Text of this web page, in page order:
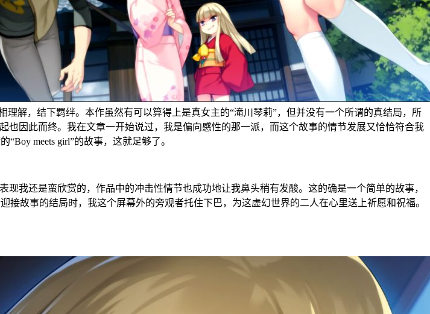
解，结下羁绊。本作虽然有可以算得上是真女主的“滝川琴莉”，但并没有一个所谓的真结局，所
因此而终。我在文章一开始说过，我是偏向感性的那一派，而这个故事的情节发展又恰恰符合我
meets girl”的故事，这就足够了。
我还是蛮欣赏的，作品中的冲击性情节也成功地让我鼻头稍有发酸。这的确是一个简单的故事，
故事的结局时，我这个屏幕外的旁观者托住下巴，为这虚幻世界的二人在心里送上祈愿和祝福。